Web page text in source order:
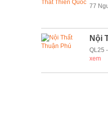
77
Nội
QL25
xem